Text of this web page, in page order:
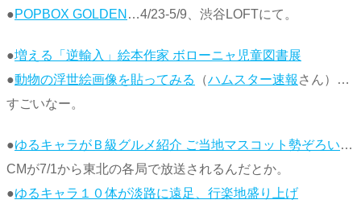
●POPBOX GOLDEN …4/23-5/9、渋谷LOFTにて。
●増える「逆輸入」絵本作家 ボローニャ児童図書展
●動物の浮世絵画像を貼ってみる （ハムスター速報 さん）…
すごいなー。
●ゆるキャラがＢ級グルメ紹介 ご当地マスコット勢ぞろい…
CMが7/1から東北の各局で放送されるんだとか。
●ゆるキャラ１０体が淡路に遠足、行楽地盛り上げ